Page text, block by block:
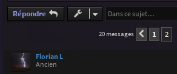
Répondre
20 messages 1 2
Florian L
Ancien